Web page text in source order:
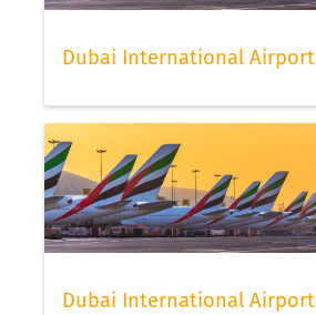
Dubai International Airport
Dubai International Airport